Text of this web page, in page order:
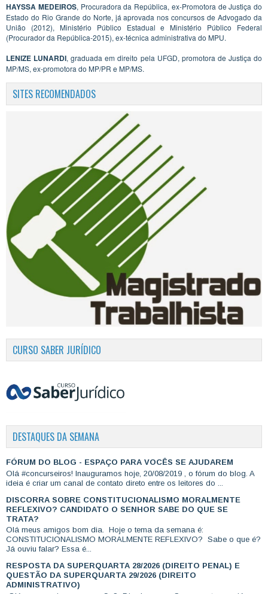
HAYSSA MEDEIROS, Procuradora da República, ex-Promotora de Justiça do
Estado do Rio Grande do Norte, já aprovada nos concursos de Advogado da
União (2012), Ministério Público Estadual e Ministério Público Federal
(Procurador da República-2015), ex-técnica administrativa do MPU.
LENIZE LUNARDI, graduada em direito pela UFGD, promotora de Justiça do
MP/MS, ex-promotora do MP/PR e MP/MS.
SITES RECOMENDADOS
CURSO SABER JURÍDICO
DESTAQUES DA SEMANA
FÓRUM DO BLOG - ESPAÇO PARA VOCÊS SE AJUDAREM
Olá #concurseiros! Inauguramos hoje, 20/08/2019 , o fórum do blog. A
ideia é criar um canal de contato direto entre os leitores do ...
DISCORRA SOBRE CONSTITUCIONALISMO MORALMENTE
REFLEXIVO? CANDIDATO O SENHOR SABE DO QUE SE
TRATA?
Olá meus amigos bom dia. Hoje o tema da semana é:
CONSTITUCIONALISMO MORALMENTE REFLEXIVO? Sabe o que é?
Já ouviu falar? Essa é...
RESPOSTA DA SUPERQUARTA 28/2026 (DIREITO PENAL) E
QUESTÃO DA SUPERQUARTA 29/2026 (DIREITO
ADMINISTRATIVO)